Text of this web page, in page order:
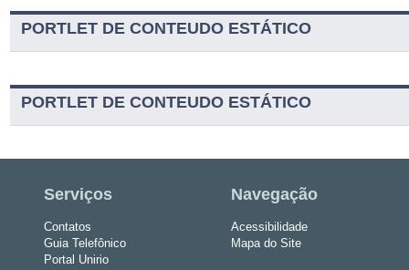
PORTLET DE CONTEUDO ESTÁTICO
PORTLET DE CONTEUDO ESTÁTICO
Serviços
Contatos
Guia Telefônico
Portal Unirio
Navegação
Acessibilidade
Mapa do Site